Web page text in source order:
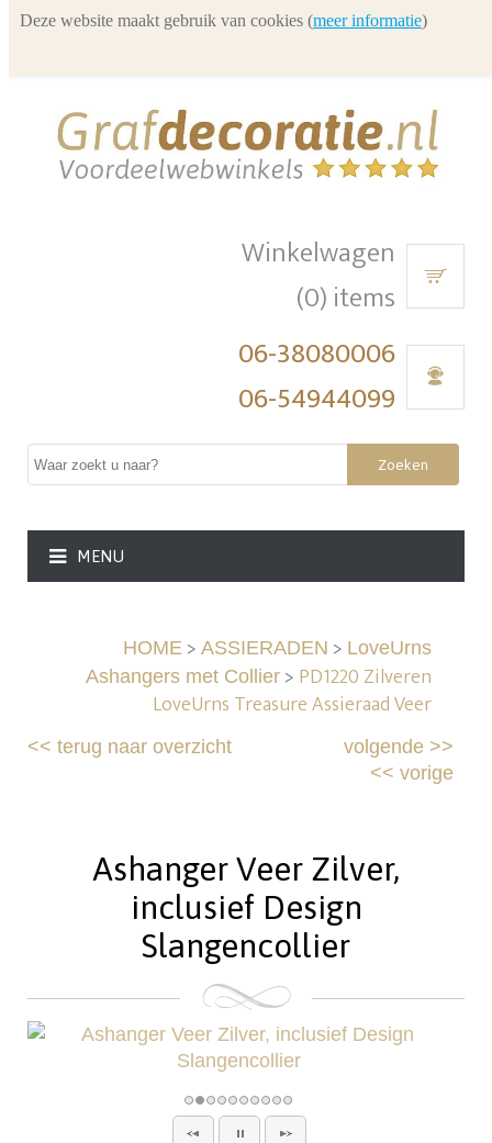
Winkelwagen
(0) items
06-38080006
06-54944099
Zoeken
MENU
HOME> ASSIERADEN > LoveUrns
Ashangers met Collier> PD1220 Zilveren
LoveUrns Treasure Assieraad Veer
<<terug naar overzicht volgende>>
<< vorige
Ashanger Veer Zilver,
inclusief Design
Slangencollier
Deze website maakt gebruik van cookies (meer informatie)